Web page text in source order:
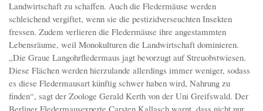
Landwirtschaft zu schaffen. Auch die Fledermäuse werden
schleichend vergiftet, wenn sie die pestizidverseuchten Insekten
fressen. Zudem verlieren die Fledermäuse ihre angestammten
Lebensräume, weil Monokulturen die Landwirtschaft dominieren.
„Die Graue Langohrfledermaus jagt bevorzugt auf Streuobstwiesen.
Diese Flächen werden hierzulande allerdings immer weniger, sodass
es diese Fledermausart künftig schwer haben wird, Nahrung zu
finden“, sagt der Zoologe Gerald Kerth von der Uni Greifswald. Der
Berliner Fledermausexperte Carsten Kallasch warnt, dass nicht nur